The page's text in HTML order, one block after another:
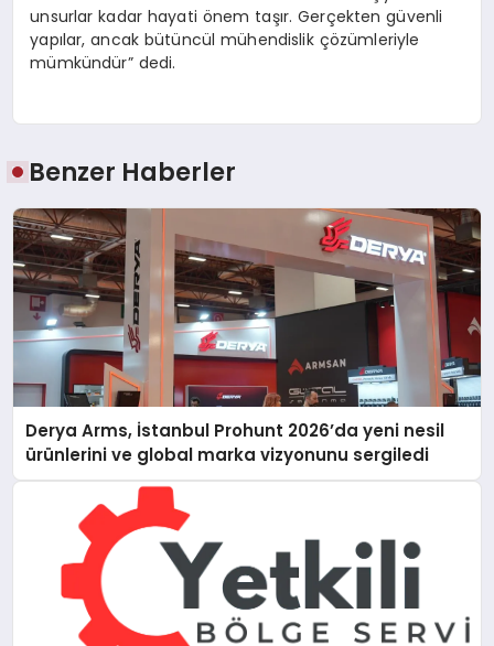
unsurlar kadar hayati önem taşır. Gerçekten güvenli
yapılar, ancak bütüncül mühendislik çözümleriyle
mümkündür” dedi.
Benzer Haberler
Derya Arms, İstanbul Prohunt 2026’da yeni nesil
ürünlerini ve global marka vizyonunu sergiledi